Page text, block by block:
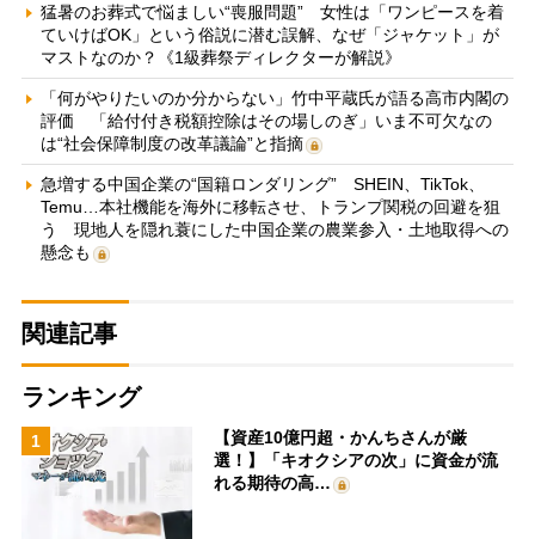
猛暑のお葬式で悩ましい“喪服問題” 女性は「ワンピースを着
ていけばOK」という俗説に潜む誤解、なぜ「ジャケット」が
マストなのか？《1級葬祭ディレクターが解説》
「何がやりたいのか分からない」竹中平蔵氏が語る高市内閣の
評価 「給付付き税額控除はその場しのぎ」いま不可欠なの
は“社会保障制度の改革議論”と指摘
急増する中国企業の“国籍ロンダリング” SHEIN、TikTok、
Temu…本社機能を海外に移転させ、トランプ関税の回避を狙
う 現地人を隠れ蓑にした中国企業の農業参入・土地取得への
懸念も
関連記事
ランキング
1
【資産10億円超・かんちさんが厳
選！】「キオクシアの次」に資金が流
れる期待の高…